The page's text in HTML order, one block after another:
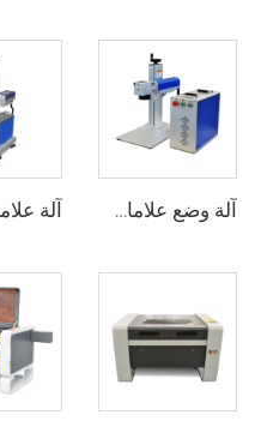
آلة وضع علامات بالليزر من النوع المنقسم